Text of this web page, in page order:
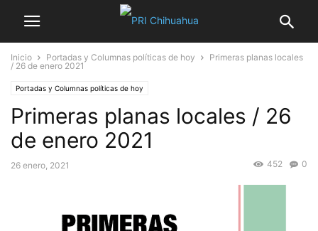
Inicio Portadas y Columnas políticas de hoy
Primeras planas locales
/ 26 de enero 2021
Portadas y Columnas políticas de hoy
Primeras planas locales / 26
de enero 2021
26 enero, 2021 0
452